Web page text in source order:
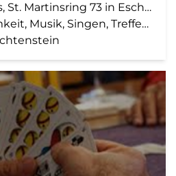
Martinsring 73 in Eschen
Treffen, Zemma tua - Senioren gemeinsam aktiv